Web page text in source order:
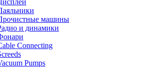
машины
и динамики
Connecting
Pumps